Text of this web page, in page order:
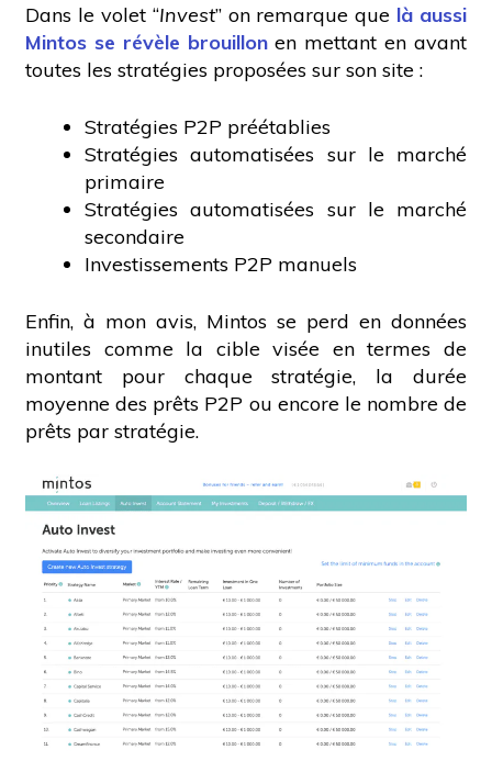
Dans le volet “Invest” on remarque que là aussi
Mintos se révèle brouillonen mettant en avant
toutes les stratégies proposées sur son site :
Stratégies P2P préétablies
Stratégies automatisées sur le marché
primaire
Stratégies automatisées sur le marché
secondaire
Investissements P2P manuels
Enfin, à mon avis, Mintos se perd en données
inutiles comme la cible visée en termes de
montant pour chaque stratégie, la durée
moyenne des prêts P2P ou encore le nombre de
prêts par stratégie.